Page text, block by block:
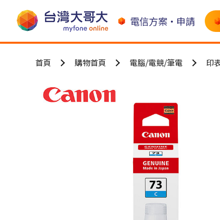
電信方案•申請
首頁 購物首頁 電腦/電競/筆電 印